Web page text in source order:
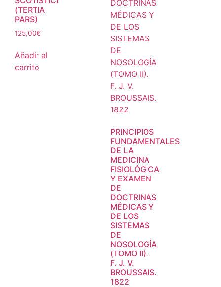
(TERTIA
PARS)
125,00€
Añadir al
carrito
PRINCIPIOS
FUNDAMENTALES
DE LA
MEDICINA
FISIOLÓGICA
Y EXAMEN
DE
DOCTRINAS
MÉDICAS Y
DE LOS
SISTEMAS
DE
NOSOLOGÍA
(TOMO II).
F. J. V.
BROUSSAIS.
1822